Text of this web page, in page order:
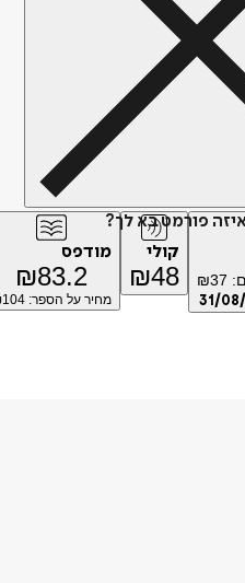
פורמט בא לך?
₪37
31/
קולי
₪48
מודפס
₪83.2
מחיר על הספר: ₪104